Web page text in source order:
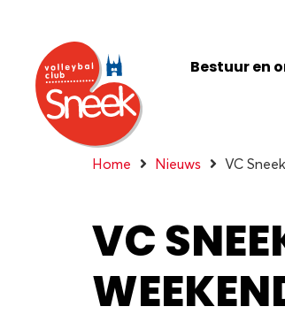
Bestuur en
Home Nieuws VC
VC